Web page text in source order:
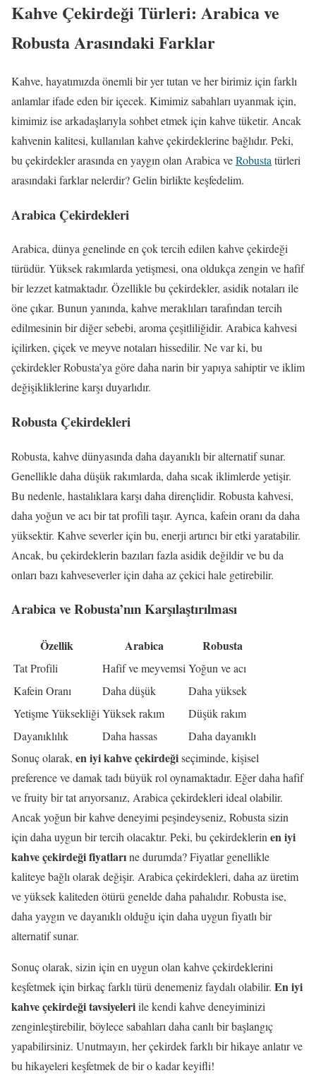
Kahve Çekirdeği Türleri: Arabica ve
Robusta Arasındaki Farklar
Kahve, hayatımızda önemli bir yer tutan ve her birimiz için farklı
anlamlar ifade eden bir içecek. Kimimiz sabahları uyanmak için,
kimimiz ise arkadaşlarıyla sohbet etmek için kahve tüketir. Ancak
kahvenin kalitesi, kullanılan kahve çekirdeklerine bağlıdır. Peki,
bu çekirdekler arasında en yaygın olan Arabica veRobusta türleri
arasındaki farklar nelerdir? Gelin birlikte keşfedelim.
Arabica Çekirdekleri
Arabica, dünya genelinde en çok tercih edilen kahve çekirdeği
türüdür. Yüksek rakımlarda yetişmesi, ona oldukça zengin ve hafif
bir lezzet katmaktadır. Özellikle bu çekirdekler, asidik notaları ile
öne çıkar. Bunun yanında, kahve meraklıları tarafından tercih
edilmesinin bir diğer sebebi, aroma çeşitliliğidir. Arabica kahvesi
içilirken, çiçek ve meyve notaları hissedilir. Ne var ki, bu
çekirdekler Robusta’ya göre daha narin bir yapıya sahiptir ve iklim
değişikliklerine karşı duyarlıdır.
Robusta Çekirdekleri
Robusta, kahve dünyasında daha dayanıklı bir alternatif sunar.
Genellikle daha düşük rakımlarda, daha sıcak iklimlerde yetişir.
Bu nedenle, hastalıklara karşı daha dirençlidir. Robusta kahvesi,
daha yoğun ve acı bir tat profili taşır. Ayrıca, kafein oranı da daha
yüksektir. Kahve severler için bu, enerji artırıcı bir etki yaratabilir.
Ancak, bu çekirdeklerin bazıları fazla asidik değildir ve bu da
onları bazı kahveseverler için daha az çekici hale getirebilir.
Arabica ve Robusta’nın Karşılaştırılması
Özellik Arabica Robusta
Tat Profili Hafif ve meyvemsi Yoğun ve acı
Kafein Oranı
Daha düşük
Daha yüksek
Yetişme Yüksekliği Yüksek rakım
Düşük rakım
Dayanıklılık
Daha hassas
Daha dayanıklı
Sonuç olarak, en iyi kahve çekirdeğiseçiminde, kişisel
preference ve damak tadı büyük rol oynamaktadır. Eğer daha hafif
ve fruity bir tat arıyorsanız, Arabica çekirdekleri ideal olabilir.
Ancak yoğun bir kahve deneyimi peşindeyseniz, Robusta sizin
için daha uygun bir tercih olacaktır. Peki, bu çekirdeklerin en iyi
kahve çekirdeği fiyatlarıne durumda? Fiyatlar genellikle
kaliteye bağlı olarak değişir. Arabica çekirdekleri, daha az üretim
ve yüksek kaliteden ötürü genelde daha pahalıdır. Robusta ise,
daha yaygın ve dayanıklı olduğu için daha uygun fiyatlı bir
alternatif sunar.
Sonuç olarak, sizin için en uygun olan kahve çekirdeklerini
keşfetmek için birkaç farklı türü denemeniz faydalı olabilir. En iyi
kahve çekirdeği tavsiyeleriile kendi kahve deneyiminizi
zenginleştirebilir, böylece sabahları daha canlı bir başlangıç
yapabilirsiniz. Unutmayın, her çekirdek farklı bir hikaye anlatır ve
bu hikayeleri keşfetmek de bir o kadar keyifli!